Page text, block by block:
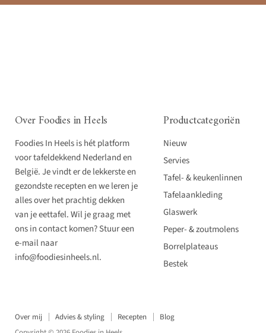
Over Foodies in Heels
Foodies In Heels is hét platform
voor tafeldekkend Nederland en
België. Je vindt er de lekkerste en
gezondste recepten en we leren je
alles over het prachtig dekken
van je eettafel. Wil je graag met
ons in contact komen? Stuur een
e-mail naar
info@foodiesinheels.nl.
Productcategoriën
Nieuw
Servies
Tafel- & keukenlinnen
Tafelaankleding
Glaswerk
Peper- & zoutmolens
Borrelplateaus
Bestek
Over mij Advies & styling Recepten
Blog